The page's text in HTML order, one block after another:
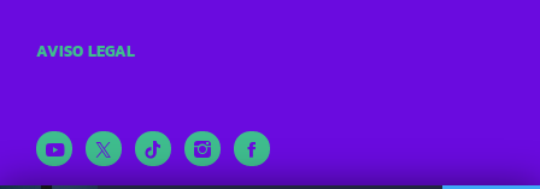
AVISO LEGAL